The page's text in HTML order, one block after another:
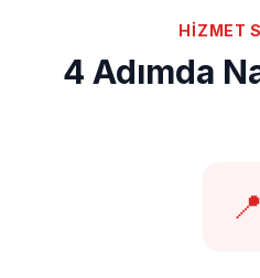
HİZMET
4 Adımda
📍